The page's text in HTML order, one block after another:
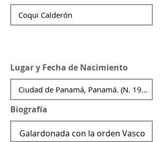
Lugar y Fecha de Nacimiento
Biografía